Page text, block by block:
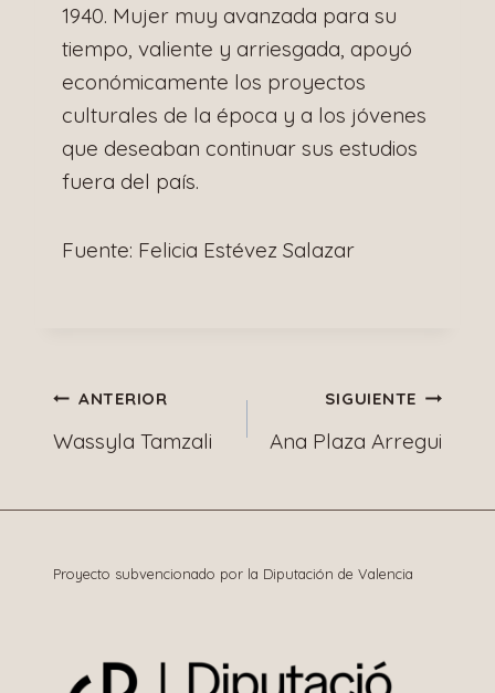
1940. Mujer muy avanzada para su
tiempo, valiente y arriesgada, apoyó
económicamente los proyectos
culturales de la época y a los jóvenes
que deseaban continuar sus estudios
fuera del país.
Fuente: Felicia Estévez Salazar
Navegación
de
entradas
ANTERIOR
Wassyla Tamzali
SIGUIENTE
Ana Plaza Arregui
Proyecto subvencionado por la Diputación de Valencia